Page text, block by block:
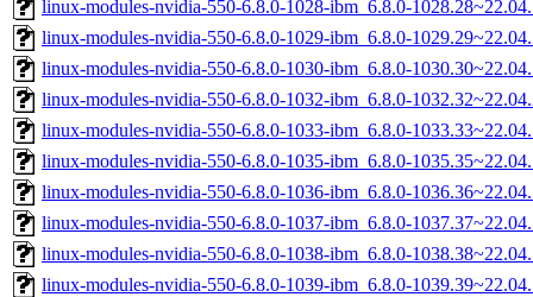
linux-modules-nvidia-550-6.8.0-1028-ibm_6.8.0-
linux-modules-nvidia-550-6.8.0-1029-ibm_6.8.0-
linux-modules-nvidia-550-6.8.0-1030-ibm_6.8.0-
linux-modules-nvidia-550-6.8.0-1032-ibm_6.8.0-
linux-modules-nvidia-550-6.8.0-1033-ibm_6.8.0-
linux-modules-nvidia-550-6.8.0-1035-ibm_6.8.0-
linux-modules-nvidia-550-6.8.0-1036-ibm_6.8.0-
linux-modules-nvidia-550-6.8.0-1037-ibm_6.8.0-
linux-modules-nvidia-550-6.8.0-1038-ibm_6.8.0-
linux-modules-nvidia-550-6.8.0-1039-ibm_6.8.0-